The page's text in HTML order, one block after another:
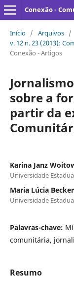
Conexão -
Início / Arquivos /
v. 12 n. 23 (2013):
Conexão - Artigos
sobre a
partir da
Karina Janz
Universidade
Maria Lúcia Becker
Universidade
Palavras-chave:
comunitária,
Resumo